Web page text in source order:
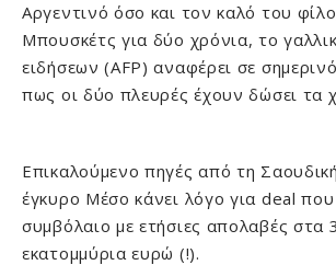
Αργεντινό όσο και τον καλό του
Μπουσκέτς για δύο χρόνια, το
ειδήσεων (AFP) αναφέρει σε
πως οι δύο πλευρές έχουν δώσει τα
Επικαλούμενο πηγές από τη
έγκυρο Μέσο κάνει λόγο για deal
συμβόλαιο με ετήσιες απολαβές στα
εκατομμύρια ευρώ (!).